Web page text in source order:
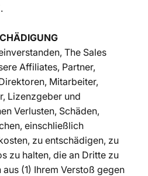
The Sales
Affiliates, Partner,
Mitarbeiter,
Lizenzgeber und
Verlusten, Schäden,
einschließlich
zu entschädigen, zu
zu halten, die an Dritte zu
(1) Ihrem Verstoß gegen